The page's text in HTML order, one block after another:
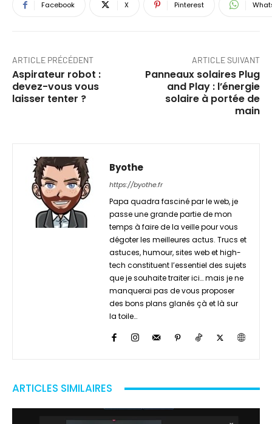
Facebook X Pinterest
ARTICLE PRÉCÉDENT
Aspirateur robot :
devez-vous vous
laisser tenter ?
ARTICLE SUIVANT
Panneaux solaires Plug
and Play : l’énergie
solaire à portée de
main
Byothe
https://byothe.fr
Papa quadra fasciné par le web, je
passe une grande partie de mon
temps à faire de la veille pour vous
dégoter les meilleures actus. Trucs et
astuces, humour, sites web et high-
tech constituent l’essentiel des sujets
que je souhaite traiter ici… mais je ne
manquerai pas de vous proposer
des bons plans glanés çà et là sur
la toile…
ARTICLES SIMILAIRES